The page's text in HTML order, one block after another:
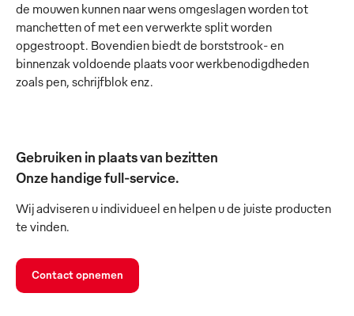
de mouwen kunnen naar wens omgeslagen worden tot
manchetten of met een verwerkte split worden
opgestroopt. Bovendien biedt de borststrook- en
binnenzak voldoende plaats voor werkbenodigdheden
zoals pen, schrijfblok enz.
Gebruiken in plaats van bezitten
Onze handige full-service.
Wij adviseren u individueel en helpen u de juiste producten
te vinden.
Contact opnemen